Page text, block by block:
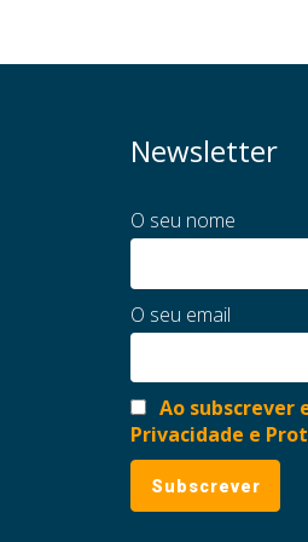
Newsletter
O seu nome
O seu email
Ao subscrever
Privacidade e